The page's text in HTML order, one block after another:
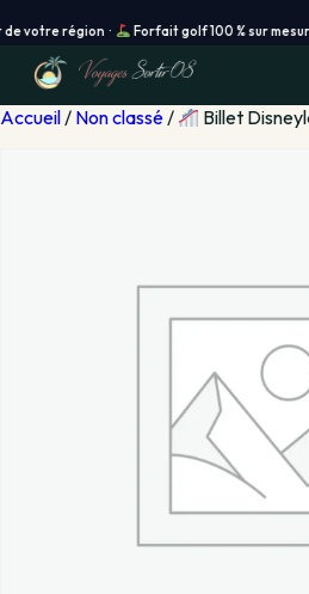
région · Forfait golf 100 % sur mesure,
Accueil/ Non classé/ Billet